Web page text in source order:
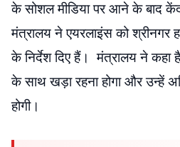
के सोशल मीडिया पर आने के बाद
मंत्रालय ने एयरलाइंस को श्रीनगर
के निर्देश दिए हैं। मंत्रालय ने कहा
के साथ खड़ा रहना होगा और उन्हें
होगी।